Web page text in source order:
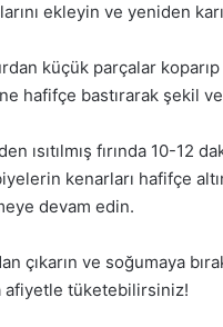
ekleyin ve yeniden
küçük parçalar
hafifçe bastırarak şekil
ısıtılmış fırında 10-12
kenarları hafifçe
devam edin.
çıkarın ve soğumaya
afiyetle tüketebilirsiniz!